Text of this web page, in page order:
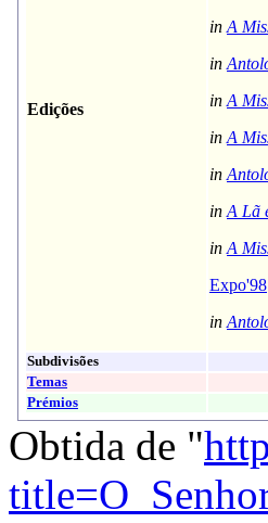
Edições
in A
in
in A
in A
in
in A Lã
in A
Expo'98
in
Subdivisões
Temas
Prémios
Obtida de "